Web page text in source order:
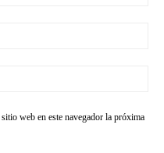
web en este navegador la próxima